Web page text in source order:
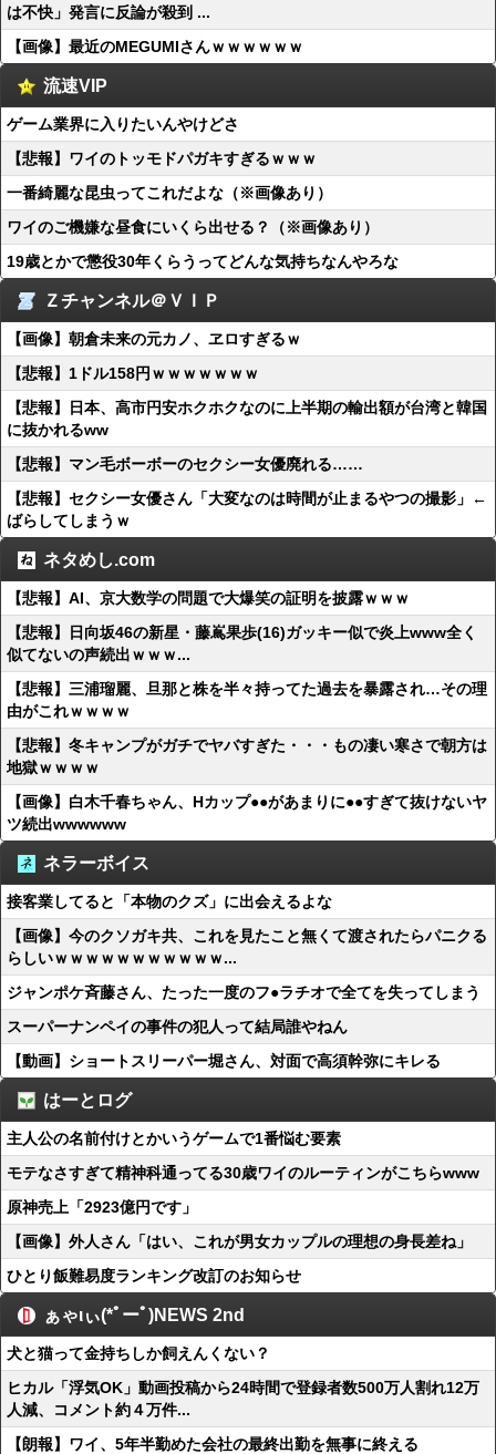
は不快」発言に反論が殺到 ...
【画像】最近のMEGUMIさんｗｗｗｗｗｗ
流速VIP
ゲーム業界に入りたいんやけどさ
【悲報】ワイのトッモドパガキすぎるｗｗｗ
一番綺麗な昆虫ってこれだよな（※画像あり）
ワイのご機嫌な昼食にいくら出せる？（※画像あり）
19歳とかで懲役30年くらうってどんな気持ちなんやろな
Ｚチャンネル＠ＶＩＰ
【画像】朝倉未来の元カノ、ヱロすぎるｗ
【悲報】1ドル158円ｗｗｗｗｗｗｗ
【悲報】日本、高市円安ホクホクなのに上半期の輸出額が台湾と韓国
に抜かれるww
【悲報】マン毛ボーボーのセクシー女優廃れる……
【悲報】セクシー女優さん「大変なのは時間が止まるやつの撮影」←
ばらしてしまうｗ
ネタめし.com
【悲報】AI、京大数学の問題で大爆笑の証明を披露ｗｗｗ
【悲報】日向坂46の新星・藤嶌果歩(16)ガッキー似で炎上www全く
似てないの声続出ｗｗｗ...
【悲報】三浦瑠麗、旦那と株を半々持ってた過去を暴露され…その理
由がこれｗｗｗｗ
【悲報】冬キャンプがガチでヤバすぎた・・・もの凄い寒さで朝方は
地獄ｗｗｗｗ
【画像】白木千春ちゃん、Hカップ●●があまりに●●すぎて抜けないヤ
ツ続出wwwwww
ネラーボイス
接客業してると「本物のクズ」に出会えるよな
【画像】今のクソガキ共、これを見たこと無くて渡されたらパニクる
らしいｗｗｗｗｗｗｗｗｗｗｗ...
ジャンポケ斉藤さん、たった一度のフ●ラチオで全てを失ってしまう
スーパーナンペイの事件の犯人って結局誰やねん
【動画】ショートスリーパー堀さん、対面で高須幹弥にキレる
はーとログ
主人公の名前付けとかいうゲームで1番悩む要素
モテなさすぎて精神科通ってる30歳ワイのルーティンがこちらwww
原神売上「2923億円です」
【画像】外人さん「はい、これが男女カップルの理想の身長差ね」
ひとり飯難易度ランキング改訂のお知らせ
ぁゃιぃ(*ﾟーﾟ)NEWS 2nd
犬と猫って金持ちしか飼えんくない？
ヒカル「浮気OK」動画投稿から24時間で登録者数500万人割れ12万
人減、コメント約４万件...
【朗報】ワイ、5年半勤めた会社の最終出勤を無事に終える